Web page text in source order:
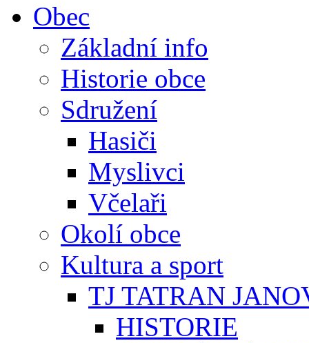
Obec
Základní info
Historie obce
Sdružení
Hasiči
Myslivci
Včelaři
Okolí obce
Kultura a sport
TJ TATRAN
HISTORIE